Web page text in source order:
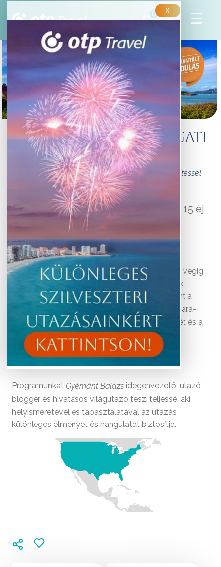
X
0
USA - A KELETI ÉS A NYUGATI
PART LEGJOBBJAI
Csoportos körutazás magyar nyelvű idegenvezetéssel
2 479 000 Ft-tól/fő 17 nap / 15 éj
Időpontok és árak
Körutazásunk Los Angelestől Torontóig vezeti végig
az utazókat Amerika nyugati és keleti partjának
lenyűgöző városain és természeti csodáin, mint a
Grand Canyon, Yosemite Nemzeti Park és Niagara-
vízesés. A program a nagyvárosi élet pezsgését és a
természet páratlan szépségét ötvözi.
További érdekességekért az Amerikai Egyesült
Államokról kattintson ide.
Programunkat Gyémánt Balázs idegenvezető, utazó
blogger és hivatásos világutazó teszi teljessé, aki
helyismeretével és tapasztalatával az utazás
különleges élményét és hangulatát biztosítja.